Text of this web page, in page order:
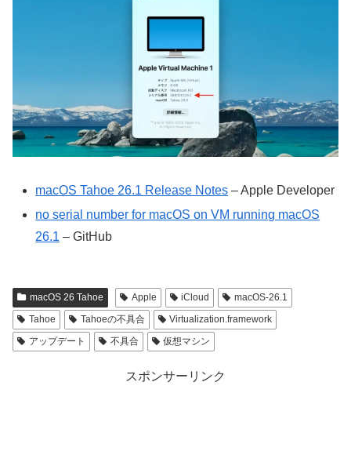
macOS Tahoe 26.1 Release Notes – Apple Developer
no serial number for macOS on VM running macOS
26.1 – GitHub
macOS 26 Tahoe Apple iCloud
macOS-26.1
Tahoe
Tahoeの不具合
Virtualization.framework
アップデート
不具合 仮想マシン
スポンサーリンク